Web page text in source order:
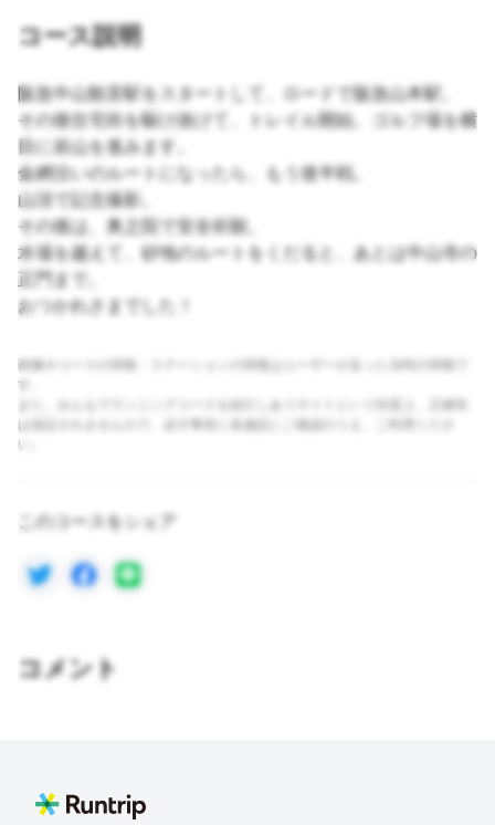
コース説明
阪急中山観音駅をスタートして、ロードで阪急山本駅。
その後住宅街を駆け抜けて、トレイル開始。ゴルフ場を横
目に岩山を進みます。
金網沿いのルートになったら、もう後半戦。
山頂で記念撮影。
その後は、奥之院で安全祈願。
水場を越えて、砂地のルートをくだると、あとは中山寺の
正門まで。
おつかれさまでした！
画像やコースの情報・ステーションの情報はユーザーが走った当時の情報で
す。
また、みんなでランニングコースを紹介しあうサイトという性質上、正確性
は保証されませんので、必ず事前に各施設にご確認のうえ、ご利用くださ
い。
このコースをシェア
コメント